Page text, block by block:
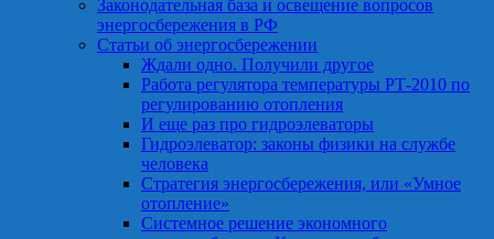
Законодательная база и освещение вопросов
энергосбережения в РФ
Статьи об энергосбережении
Ждали одно. Получили другое
Работа регулятора температуры РТ-2010 по
регулированию отопления
И еще раз про гидроэлеваторы
Гидроэлеватор: законы физики на службе
человека
Стратегия энергосбережения, или «Умное
отопление»
Системное решение экономного